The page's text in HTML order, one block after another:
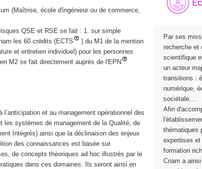
(Maîtrise, école d'ingénieur ou de commerce,
QSE et RSE se fait : 1. sur simple
les 60 crédits (ECTS
) du M1 de la mention
et entretien individuel) pour les personnes
M2 se fait directement auprès de l'EPN
et au management opérationnel des
les systèmes de management de la Qualité, de
Intégrés) ainsi que la déclinaison des enjeux
des connaissances est basée sur
de concepts théoriques ad hoc illustrés par le
dans ces domaines. Ils seront ainsi en
Par ses
recherche et
scientifique
un acteur
transitions :
numérique,
sociétale...
Afin
thématiques
expertises et
formation
Cnam a